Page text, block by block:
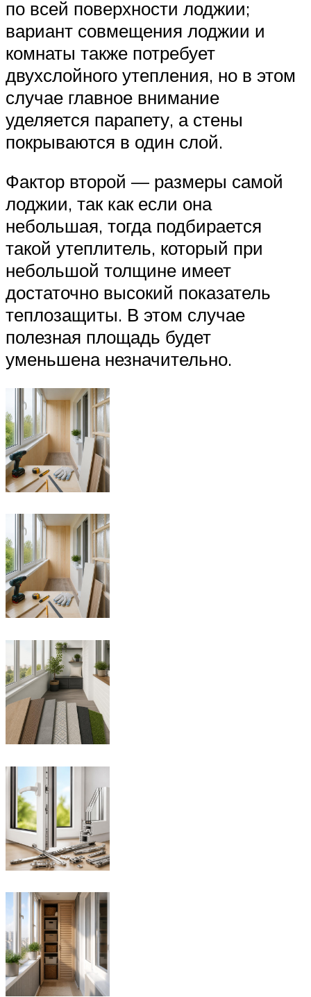
по всей поверхности лоджии;
вариант совмещения лоджии и
комнаты также потребует
двухслойного утепления, но в этом
случае главное внимание
уделяется парапету, а стены
покрываются в один слой.
Фактор второй — размеры самой
лоджии, так как если она
небольшая, тогда подбирается
такой утеплитель, который при
небольшой толщине имеет
достаточно высокий показатель
теплозащиты. В этом случае
полезная площадь будет
уменьшена незначительно.